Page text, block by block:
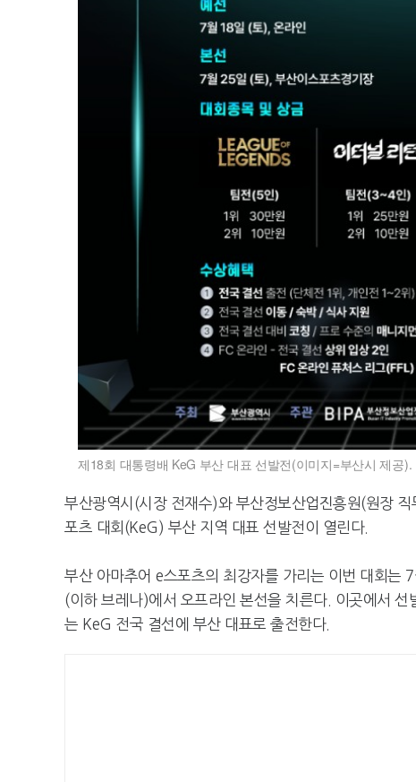
제18회 대통령배 KeG 부산 대표 선발전(이미지=부산시 제공).
부산광역시(시장 전재수)와 부산정보산업진흥원(원장
포츠 대회(KeG) 부산 지역 대표 선발전이 열린다.
부산 아마추어 e스포츠의 최강자를 가리는 이번 대회는
(이하 브레나)에서 오프라인 본선을 치른다. 이곳에서
는 KeG 전국 결선에 부산 대표로 출전한다.